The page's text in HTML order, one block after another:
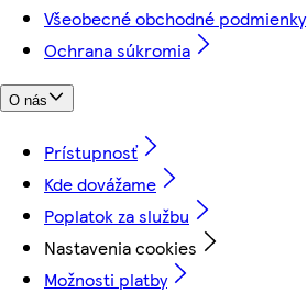
Všeobecné obchodné podmienky
Ochrana súkromia
O nás
Prístupnosť
Kde dovážame
Poplatok za službu
Nastavenia cookies
Možnosti platby